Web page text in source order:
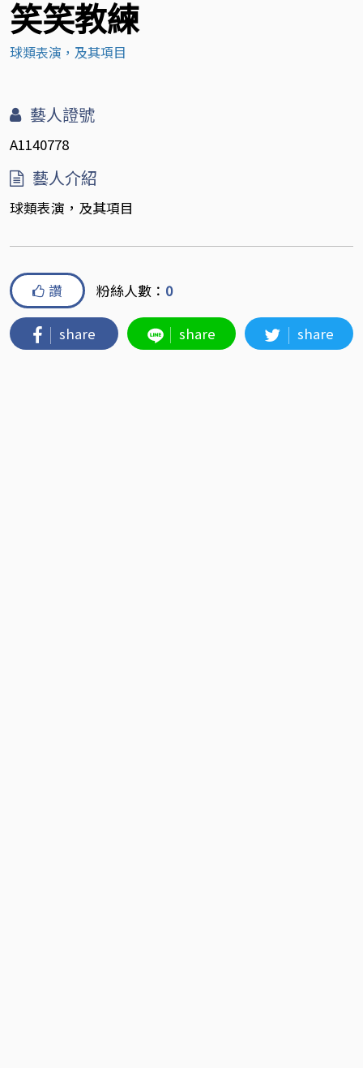
笑笑教練
球類表演，及其項目
藝人證號
A1140778
藝人介紹
球類表演，及其項目
讚 粉絲人數： 0
share share share